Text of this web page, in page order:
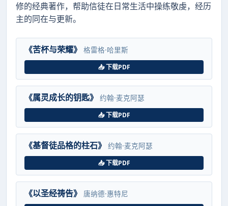
修的经典著作，帮助信徒在日常生活中操练敬虔，经历
主的同在与更新。
《苦杯与荣耀》 格雷格·哈里斯
📥 下载PDF
《属灵成长的钥匙》 约翰·麦克阿瑟
📥 下载PDF
《基督徒品格的柱石》 约翰·麦克阿瑟
📥 下载PDF
《以圣经祷告》 唐纳德·惠特尼